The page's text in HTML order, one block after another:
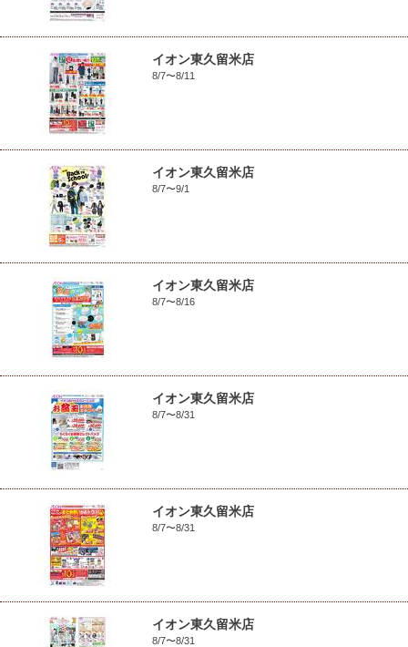
イオン東久留米店
8/7〜8/11
イオン東久留米店
8/7〜9/1
イオン東久留米店
8/7〜8/16
イオン東久留米店
8/7〜8/31
イオン東久留米店
8/7〜8/31
イオン東久留米店
8/7〜8/31